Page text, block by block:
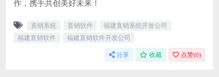
作，携手共创美好未来！
直销系统 直销软件
福建直销系统开发公司
福建直销软件
福建直销软件开发公司
分享 收藏 点赞(0)